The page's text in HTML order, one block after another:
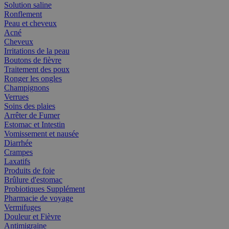
Solution saline
Ronflement
Peau et cheveux
Acné
Cheveux
Irritations de la peau
Boutons de fièvre
Traitement des poux
Ronger les ongles
Champignons
Verrues
Soins des plaies
Arrêter de Fumer
Estomac et Intestin
Vomissement et nausée
Diarrhée
Crampes
Laxatifs
Produits de foie
Brûlure d'estomac
Probiotiques Supplément
Pharmacie de voyage
Vermifuges
Douleur et Fièvre
Antimigraine